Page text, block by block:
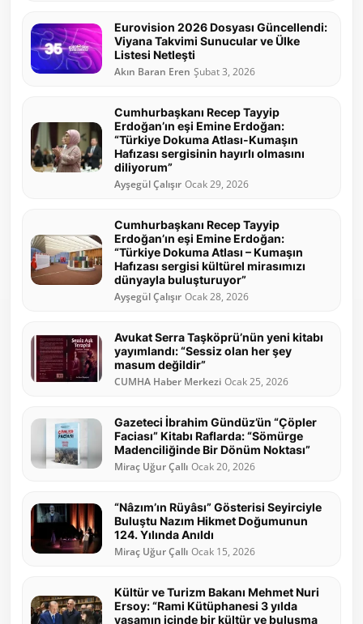
Eurovision 2026 Dosyası Güncellendi:
Viyana Takvimi Sunucular ve Ülke
Listesi Netleşti
Akın Baran Eren Şubat 3, 2026
Cumhurbaşkanı Recep Tayyip
Erdoğan’ın eşi Emine Erdoğan:
“Türkiye Dokuma Atlası-Kumaşın
Hafızası sergisinin hayırlı olmasını
diliyorum”
Ayşegül Çalışır Ocak 29, 2026
Cumhurbaşkanı Recep Tayyip
Erdoğan’ın eşi Emine Erdoğan:
“Türkiye Dokuma Atlası – Kumaşın
Hafızası sergisi kültürel mirasımızı
dünyayla buluşturuyor”
Ayşegül Çalışır Ocak 28, 2026
Avukat Serra Taşköprü’nün yeni kitabı
yayımlandı: “Sessiz olan her şey
masum değildir”
CUMHA Haber Merkezi Ocak 25, 2026
Gazeteci İbrahim Gündüz’ün “Çöpler
Faciası” Kitabı Raflarda: “Sömürge
Madenciliğinde Bir Dönüm Noktası”
Miraç Uğur Çallı Ocak 20, 2026
“Nâzım’ın Rüyâsı” Gösterisi Seyirciyle
Buluştu Nazım Hikmet Doğumunun
124. Yılında Anıldı
Miraç Uğur Çallı Ocak 15, 2026
Kültür ve Turizm Bakanı Mehmet Nuri
Ersoy: “Rami Kütüphanesi 3 yılda
yaşamın içinde bir kültür ve buluşma